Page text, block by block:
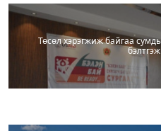
Төсөл хэрэгжиж байгаа